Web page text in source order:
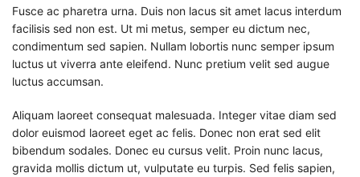
Fusce ac pharetra urna. Duis non lacus sit amet lacus interdum
facilisis sed non est. Ut mi metus, semper eu dictum nec,
condimentum sed sapien. Nullam lobortis nunc semper ipsum
luctus ut viverra ante eleifend. Nunc pretium velit sed augue
luctus accumsan.
Aliquam laoreet consequat malesuada. Integer vitae diam sed
dolor euismod laoreet eget ac felis. Donec non erat sed elit
bibendum sodales. Donec eu cursus velit. Proin nunc lacus,
gravida mollis dictum ut, vulputate eu turpis. Sed felis sapien,